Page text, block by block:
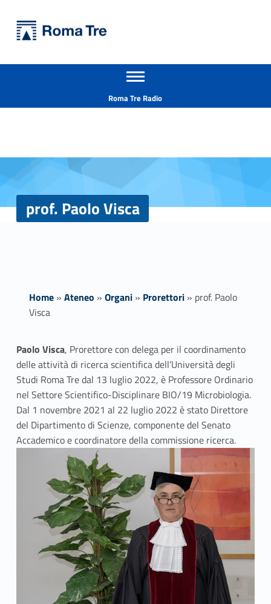
prof. Paolo Visca - Università Roma Tre
Apri il menu secondario
Roma Tre Radio
prof. Paolo Visca
Home» Ateneo » Organi» Prorettori» prof. Paolo
Visca
p
r
o
f
.
Paolo Visca, Prorettore con delega per il coordinamento
delle attività di ricerca scientifica dell’Università degli
Studi Roma Tre dal 13 luglio 2022, è Professore Ordinario
nel Settore Scientifico-Disciplinare BIO/19 Microbiologia.
Dal 1 novembre 2021 al 22 luglio 2022 è stato Direttore
del Dipartimento di Scienze, componente del Senato
Accademico e coordinatore della commissione ricerca.